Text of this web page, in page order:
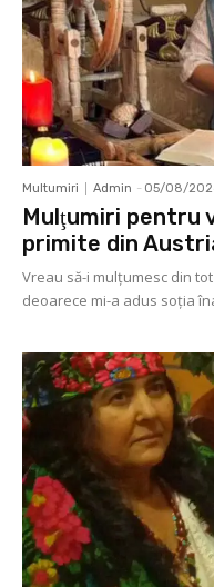
Multumiri Admin - 05/08/
Mulţumiri pentru
primite din
Vreau să-i mulţumesc din
deoarece mi-a adus soţia